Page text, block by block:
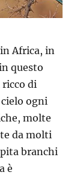
Africa, in
questo
ricco di
ogni
molte
da molti
branchi
è